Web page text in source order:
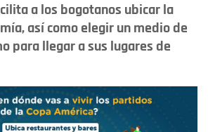
a los bogotanos ubicar la
así como elegir un medio de
para llegar a sus lugares de